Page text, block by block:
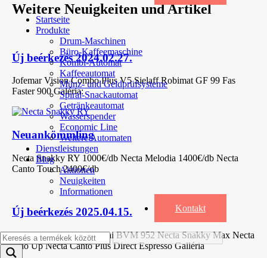
Startseite
Produkte
Drum-Maschinen
Büro-Kaffeemaschine
Kombi-Automat
Kaffeeautomat
Münz- und Geldprüfsysteme
Spiral-Snackautomat
Getränkeautomat
Wasserspender
Economic Line
Weitere Automaten
Dienstleistungen
Blog
Aktionen
Neuigkeiten
Informationen
Kontakt
Weitere Neuigkeiten und Artikel
Új beérkezés 2024.02.27.
Jofemar Vision Combo Plus V5 Sielaff Robimat GF 99 Fas
Faster 900 Galéria:
Neuankömmling
Necta Snakky RY 1000€/db Necta Melodia 1400€/db Necta
Canto Touch 2400€/db
Új beérkezés 2025.04.15.
Bianchi BVM 972 Bianchi BVM 952 Necta Snakky Max Necta
Brio Up Necta Canto Plus Direct Espresso Galléria